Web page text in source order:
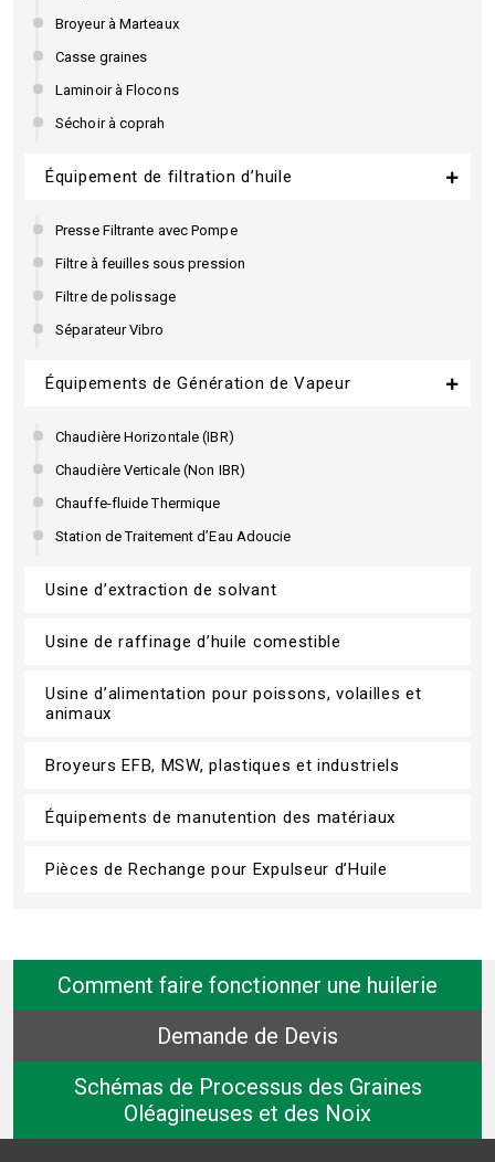
Broyeur à Marteaux
Casse graines
Laminoir à Flocons
Séchoir à coprah
Équipement de filtration d’huile
Presse Filtrante avec Pompe
Filtre à feuilles sous pression
Filtre de polissage
Séparateur Vibro
Équipements de Génération de Vapeur
Chaudière Horizontale (IBR)
Chaudière Verticale (Non IBR)
Chauffe-fluide Thermique
Station de Traitement d’Eau Adoucie
Usine d’extraction de solvant
Usine de raffinage d’huile comestible
Usine d’alimentation pour poissons, volailles et
animaux
Broyeurs EFB, MSW, plastiques et industriels
Équipements de manutention des matériaux
Pièces de Rechange pour Expulseur d’Huile
Comment faire fonctionner une huilerie
Demande de Devis
Schémas de Processus des Graines
Oléagineuses et des Noix